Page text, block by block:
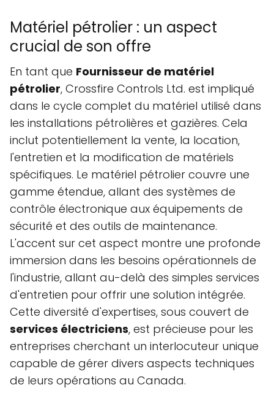
Matériel pétrolier : un aspect
crucial de son offre
En tant que Fournisseur de matériel
pétrolier, Crossfire Controls Ltd. est impliqué
dans le cycle complet du matériel utilisé dans
les installations pétrolières et gazières. Cela
inclut potentiellement la vente, la location,
l'entretien et la modification de matériels
spécifiques. Le matériel pétrolier couvre une
gamme étendue, allant des systèmes de
contrôle électronique aux équipements de
sécurité et des outils de maintenance.
L'accent sur cet aspect montre une profonde
immersion dans les besoins opérationnels de
l'industrie, allant au-delà des simples services
d'entretien pour offrir une solution intégrée.
Cette diversité d'expertises, sous couvert de
services électriciens, est précieuse pour les
entreprises cherchant un interlocuteur unique
capable de gérer divers aspects techniques
de leurs opérations au Canada.